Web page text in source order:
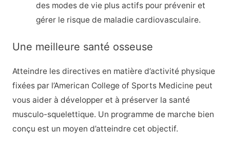
des modes de vie plus actifs pour prévenir et
gérer le risque de maladie cardiovasculaire.
Une meilleure santé osseuse
Atteindre les directives en matière d’activité physique
fixées par l’American College of Sports Medicine peut
vous aider à développer et à préserver la santé
musculo-squelettique. Un programme de marche bien
conçu est un moyen d’atteindre cet objectif.